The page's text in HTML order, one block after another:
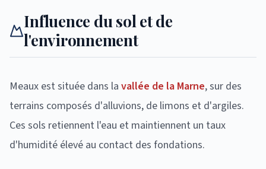
Influence du sol et de
l'environnement
Meaux est située dans la vallée de la Marne, sur des
terrains composés d'alluvions, de limons et d'argiles.
Ces sols retiennent l'eau et maintiennent un taux
d'humidité élevé au contact des fondations.